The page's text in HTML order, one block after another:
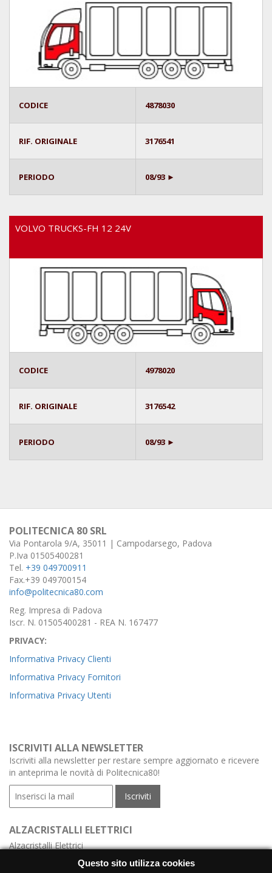
CODICE 4878030
RIF. ORIGINALE 3176541
PERIODO 08/93 ►
VOLVO TRUCKS-FH 12 24V
CODICE 4978020
RIF. ORIGINALE 3176542
PERIODO 08/93 ►
POLITECNICA 80 SRL
Via Pontarola 9/A, 35011 | Campodarsego, Padova
P.Iva 01505400281
Tel. +39 049700911
Fax.+39 049700154
info@politecnica80.com
Reg. Impresa di Padova
Iscr. N. 01505400281 - REA N. 167477
PRIVACY:
Informativa Privacy Clienti
Informativa Privacy Fornitori
Informativa Privacy Utenti
ISCRIVITI ALLA NEWSLETTER
Iscriviti alla newsletter per restare sempre aggiornato e ricevere
in anteprima le novità di Politecnica80!
ALZACRISTALLI ELETTRICI
Alzacristalli Elettrici
Alzacristalli Elettrici MeccanismoQuesto sito utilizza cookies